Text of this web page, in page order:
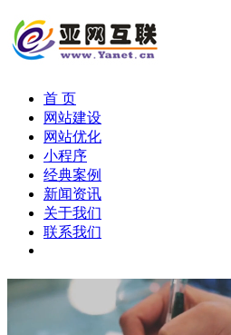
首 页
网站建设
网站优化
小程序
经典案例
新闻资讯
关于我们
联系我们